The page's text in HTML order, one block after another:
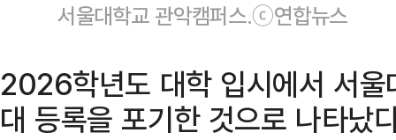
서울대학교 관악캠퍼스.ⓒ연합뉴스
2026학년도 대학 입시에서 서
대 등록을 포기한 것으로 나타났